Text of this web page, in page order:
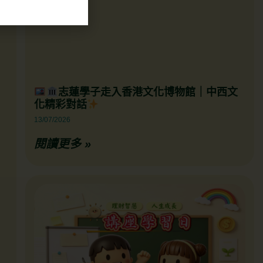
志蓮學子走入香港文化博物館｜中西文
化精彩對話
13/07/2026
閱讀更多 »